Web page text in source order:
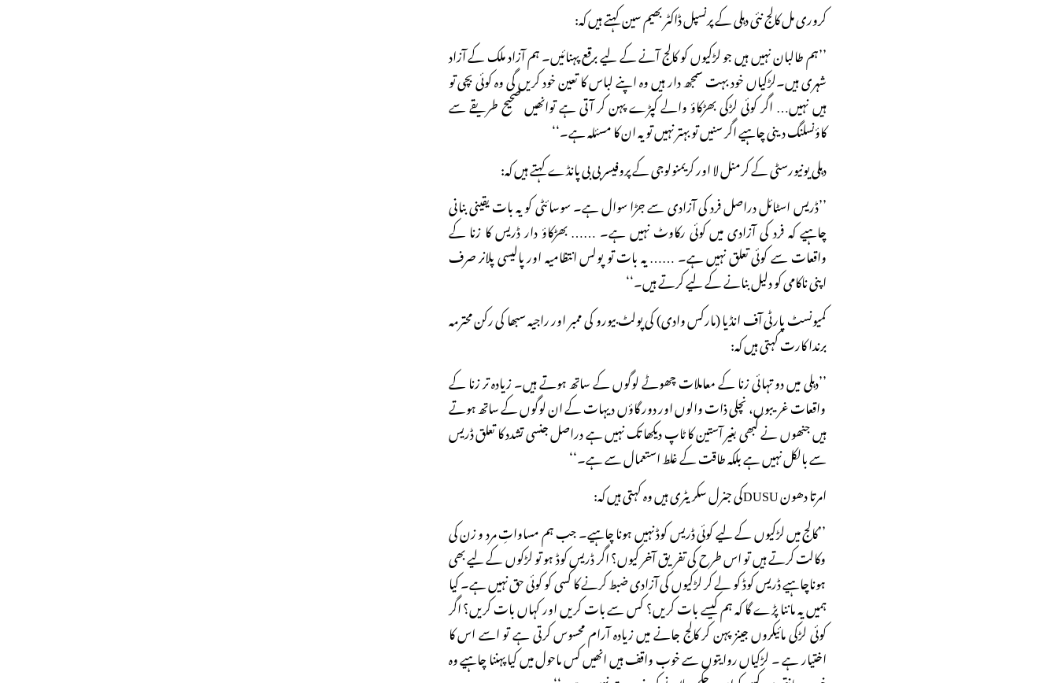
کروری مل کالج نئی دہلی کے پرنسپل ڈاکٹر بھیم سین کہتے ہیں کہ:
’’ہم طالبان نہیں ہیں جو لڑکیوں کو کالج آنے کے لیے برقع پہنائیں۔ ہم آزاد ملک کے آزاد
شہری ہیں۔لڑکیاں خود بہت سمجھ دار ہیں وہ اپنے لباس کا تعین خود کریں گی وہ کوئی بچی تو
ہیں نہیں… اگر کوئی لڑکی بھڑکاؤ والے کپڑے پہن کر آتی ہے توانھیں صحیح طریقے سے
کاؤنسلنگ دینی چاہیے اگر سنیں تو بہتر نہیں تو یہ ان کا مسئلہ ہے۔‘‘
دہلی یونیورسٹی کے کرمنل لا اور کریمنولوجی کے پروفیسر بی بی پانڈے کہتے ہیں کہ:
’’ڈریس اسٹائل دراصل فرد کی آزادی سے جڑا سوال ہے۔ سوسائٹی کو یہ بات یقینی بنانی
چاہیے کہ فرد کی آزادی میں کوئی رکاوٹ نہیں ہے۔ …… بھڑکاؤ دار ڈریس کا زنا کے
واقعات سے کوئی تعلق نہیں ہے۔ …… یہ بات تو پولس انتظامیہ اور پالیسی پلانر صرف
اپنی ناکامی کو دلیل بنانے کے لیے کرتے ہیں۔‘‘
کمیونسٹ پارٹی آف انڈیا (مارکس وادی) کی پولٹ بیورو کی ممبر اور راجیہ سبھا کی رکن محترمہ
برندا کارت کہتی ہیں کہ:
’’دہلی میں دو تہائی زنا کے معاملات چھوٹے لوگوں کے ساتھ ہوتے ہیں۔ زیادہ تر زنا کے
واقعات غریبوں، نچلی ذات والوں اور دور گاؤں دیہات کے ان لوگوں کے ساتھ ہوتے
ہیں جنھوں نے کبھی بغیر آستین کا ٹاپ دیکھا تک نہیں ہے دراصل جنسی تشدد کا تعلق ڈریس
سے بالکل نہیں ہے بلکہ طاقت کے غلط استعمال سے ہے۔‘‘
امرتا دھون DUSUکی جنرل سکریٹری ہیں وہ کہتی ہیں کہ:
’’کالج میں لڑکیوں کے لیے کوئی ڈریس کوڈ نہیں ہونا چاہیے۔ جب ہم مساواتِ مرد و زن کی
وکالت کرتے ہیں تو اس طرح کی تفریق آخر کیوں؟ اگر ڈریس کوڈ ہو تو لڑکوں کے لیے بھی
ہوناچاہیے ڈریس کوڈ کو لے کر لڑکیوں کی آزادی ضبط کرنے کا کسی کو کوئی حق نہیں ہے۔ کیا
ہمیں یہ ماننا پڑے گا کہ ہم کیسے بات کریں؟ کس سے بات کریں اور کہاں بات کریں؟ اگر
کوئی لڑکی مائیکروں جینز پہن کر کالج جانے میں زیادہ آرام محسوس کرتی ہے تو اسے اس کا
اختیار ہے ۔ لڑکیاں روایتوں سے خوب واقف ہیں انھیں کس ماحول میں کیا پہننا چاہیے وہ